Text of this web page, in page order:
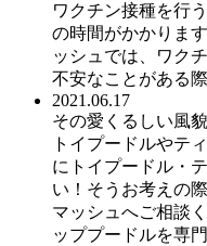
ワクチン接種を行
の時間がかかりま
ッシュでは、ワク
不安なことがある
2021.06.17
その愛くるしい風
トイプードルやテ
にトイプードル・
い！そうお考えの
マッシュへご相談
ッププードルを専